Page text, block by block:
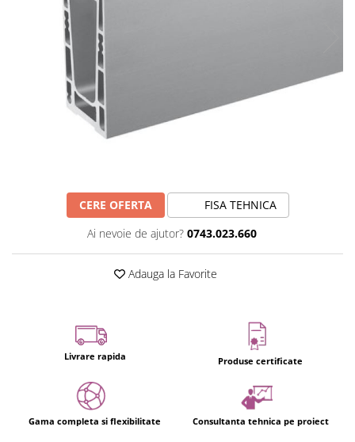
CERE OFERTA
FISA TEHNICA
Ai nevoie de ajutor? 0743.023.660
Adauga la Favorite
Livrare rapida Produse certificate
Gama completa si flexibilitate Consultanta tehnica pe proiect